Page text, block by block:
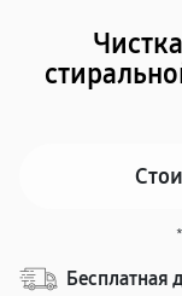
Бесплатная